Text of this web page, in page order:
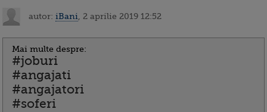
autor: iBani , 2 aprilie 2019 12:52
Mai multe despre:
#joburi
#angajati
#angajatori
#soferi